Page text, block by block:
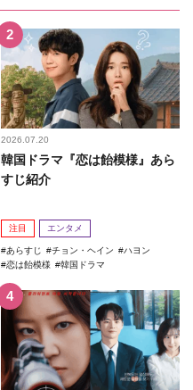
2026.07.20
韓国ドラマ『恋は飴模様』あら
すじ紹介
注目 エンタメ
あらすじ チョン・ヘイン
ハヨン
恋は飴模様
韓国ドラマ